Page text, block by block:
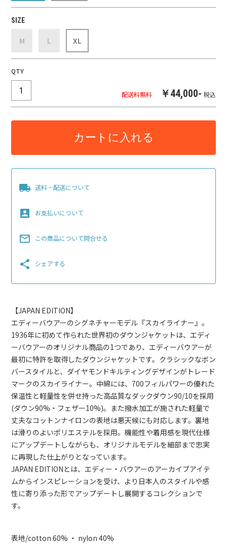
SIZE
M L XL
QTY
配送料無料 ￥44,000- 税込
カートに入れる
local_shipping 送料・配送について
account_box お支払いについて
mail_outline この商品について問合せる
share シェアする
【JAPAN EDITION】
エディーバウアーのシグネチャーモデル『スカイライナー』。
1936年に初めて作られた世界初のダウンジャケットは、エディ
ーバウアーのオリジナル商品の1つであり、エディーバウアーが
最初に特許を取得したダウンジャケットです。クラシックなボン
バースタイルと、ダイヤモンドキルティングデザインがトレード
マークのスカイライナー。中綿には、700フィルパワーの優れた
保温性と軽量性を併せ持った高品質なダックダウン90/10を採用
(ダウン90%・フェザー10%)。また撥水加工が施された軽量で
丈夫なコットンナイロンの表地は悪天候にも対応します。裏地
は滑りのよいポリエステルを採用。機能性や着用感を現代仕様
にアップデートしながらも、オリジナルモデルを細部まで忠実
に再現した仕上がりとなっています。
JAPAN EDITIONとは、エディー・バウアーのアーカイブアイテ
ムからインスピレーションを受け、より日本人のスタイルや感
性に寄り添った形でアップデートし展開するコレクションで
す。
表地/cotton 60% ・ nylon 40%